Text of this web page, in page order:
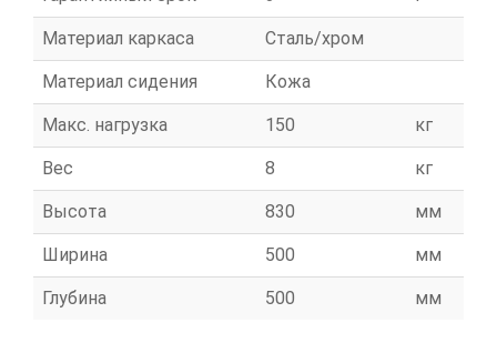
Материал каркаса Сталь/хром
Материал сидения Кожа
Макс. нагрузка 150 кг
Вес 8 кг
Высота 830 мм
Ширина 500 мм
Глубина 500 мм